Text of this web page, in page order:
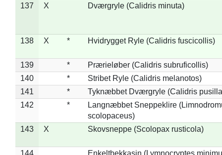
137
X Dværgryle (Calidris minuta)
138 X * Hvidrygget Ryle (Calidris fuscicollis)
139 *
Prærieløber (Calidris subruficollis)
140
*
Stribet Ryle (Calidris melanotos)
141
*
Tyknæbbet Dværgryle (Calidris
142
*
Langnæbbet Sneppeklire
scolopaceus)
143
X Skovsneppe (Scolopax rusticola)
144 Enkeltbekkasin (Lymnocryptes